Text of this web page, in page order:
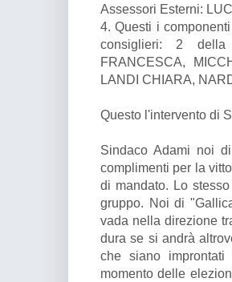
Assessori Esterni:
4. Questi i
consiglieri: 2
FRANCESCA,
LANDI CHIARA,
Questo l'intervento di
Sindaco Adami noi
complimenti per la
di mandato. Lo
gruppo. Noi di
vada nella direzione
dura se si andrà
che siano
momento delle